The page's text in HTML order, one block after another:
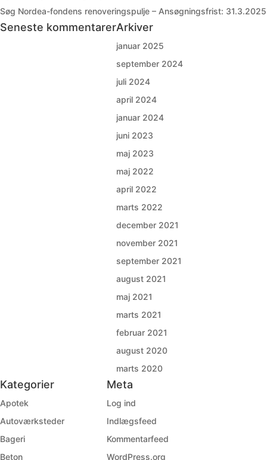
Søg Nordea-fondens renoveringspulje – Ansøgningsfrist: 31.3.2025
Seneste kommentarerArkiver
januar 2025
september 2024
juli 2024
april 2024
januar 2024
juni 2023
maj 2023
maj 2022
april 2022
marts 2022
december 2021
november 2021
september 2021
august 2021
maj 2021
marts 2021
februar 2021
august 2020
marts 2020
Kategorier
Apotek
Autoværksteder
Bageri
Beton
Meta
Log ind
Indlægsfeed
Kommentarfeed
WordPress.org